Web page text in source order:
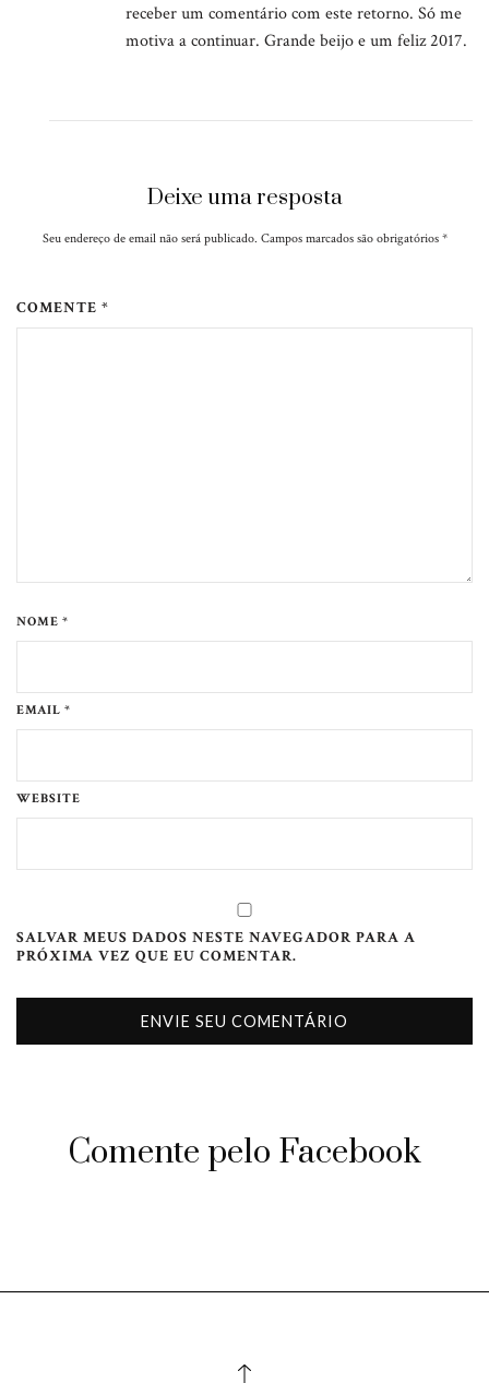
receber um comentário com este retorno. Só me
motiva a continuar. Grande beijo e um feliz 2017.
Deixe uma resposta
Seu endereço de email não será publicado. Campos marcados são obrigatórios *
COMENTE *
NOME *
EMAIL *
WEBSITE
SALVAR MEUS DADOS NESTE NAVEGADOR PARA A
PRÓXIMA VEZ QUE EU COMENTAR.
Comente pelo Facebook